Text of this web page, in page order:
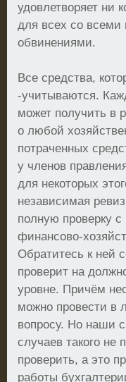
удовлетворяет ни
для всех со
обвинениями.
Все средства,
-учитываются.
может получить в
о любой
потраченных
у членов
для некоторых
независимая
полную проверку
финансово-
Обратитесь к ней
проверит на
уровне. Причём
можно провести в
вопросу. Но наши
случаев такого
проверить, а это
работы